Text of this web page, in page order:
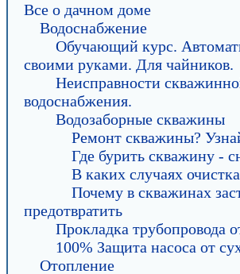
Все о дачном доме
Водоснабжение
Обучающий курс.
своими руками. Для чайников.
Неисправности
водоснабжения.
Водозаборные скважины
Ремонт скважины?
Где бурить скважину -
В каких случаях
Почему в скважинах
предотвратить
Прокладка трубопровода
100% Защита насоса от
Отопление